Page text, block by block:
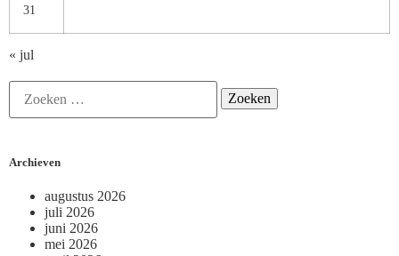
31
« jul
Archieven
augustus 2026
juli 2026
juni 2026
mei 2026